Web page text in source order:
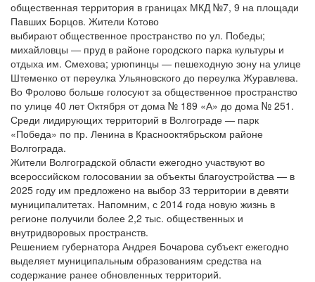
общественная территория в границах МКД №7, 9 на площади
Павших Борцов. Жители Котово
выбирают общественное пространство по ул. Победы;
михайловцы — пруд в районе городского парка культуры и
отдыха им. Смехова; урюпинцы — пешеходную зону на улице
Штеменко от переулка Ульяновского до переулка Журавлева.
Во Фролово больше голосуют за общественное пространство
по улице 40 лет Октября от дома № 189 «А» до дома № 251.
Среди лидирующих территорий в Волгограде — парк
«Победа» по пр. Ленина в Краснооктябрьском районе
Волгограда.
Жители Волгоградской области ежегодно участвуют во
всероссийском голосовании за объекты благоустройства — в
2025 году им предложено на выбор 33 территории в девяти
муниципалитетах. Напомним, с 2014 года новую жизнь в
регионе получили более 2,2 тыс. общественных и
внутридворовых пространств.
Решением губернатора Андрея Бочарова субъект ежегодно
выделяет муниципальным образованиям средства на
содержание ранее обновленных территорий.